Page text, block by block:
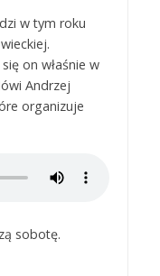
w tym roku
on właśnie w
Andrzej
organizuje
sobotę.